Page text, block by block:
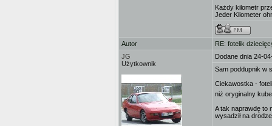
Każdy kilometr
Jeder Kilometer
Autor
RE: fotelik
JG
Użytkownik
Dodane dnia 24-
Sam poddupnik w
Ciekawostka -
niż oryginalny
A tak naprawdę to
wysadził na